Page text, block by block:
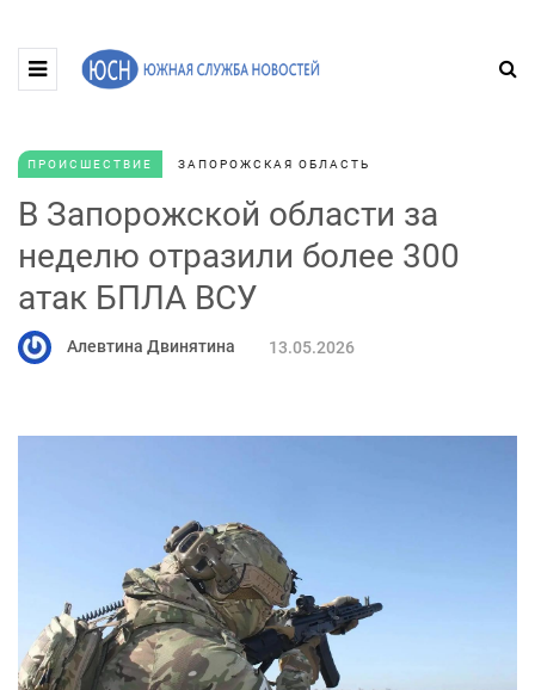
ПРОИСШЕСТВИЕ ЗАПОРОЖСКАЯ ОБЛАСТЬ
В Запорожской области за
неделю отразили более 300
атак БПЛА ВСУ
Алевтина Двинятина 13.05.2026